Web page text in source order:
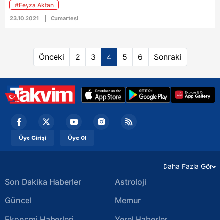
yılında boşandığı Aktan'a 3 yaşındaki oğlu için açtığı
velayet davasının 4. duruşması dün görüldü.
#Feyza Aktan
23.10.2021 Cumartesi
Önceki 2 3 4 5 6 Sonraki
Üye Girişi Üye Ol
Daha Fazla Gör
Son Dakika Haberleri
Güncel
Astroloji
Memur